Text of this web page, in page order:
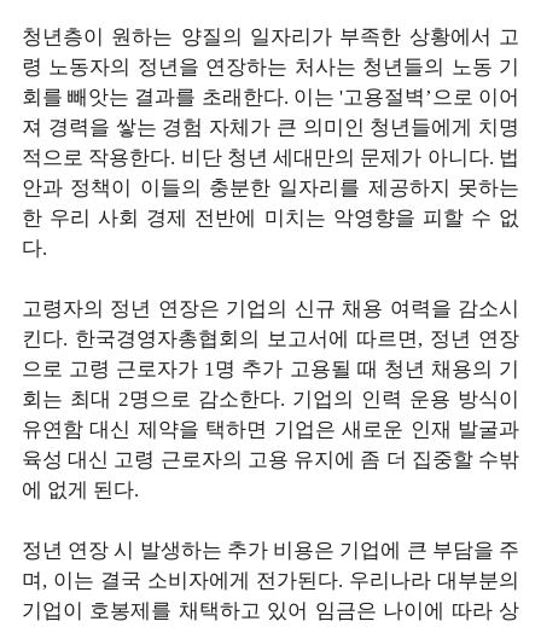
청년층이 원하는 양질의 일자리가 부족한 상황에서 고
령 노동자의 정년을 연장하는 처사는 청년들의 노동 기
회를 빼앗는 결과를 초래한다. 이는 '고용절벽’으로 이어
져 경력을 쌓는 경험 자체가 큰 의미인 청년들에게 치명
적으로 작용한다. 비단 청년 세대만의 문제가 아니다. 법
안과 정책이 이들의 충분한 일자리를 제공하지 못하는
한 우리 사회 경제 전반에 미치는 악영향을 피할 수 없
다.
고령자의 정년 연장은 기업의 신규 채용 여력을 감소시
킨다. 한국경영자총협회의 보고서에 따르면, 정년 연장
으로 고령 근로자가 1명 추가 고용될 때 청년 채용의 기
회는 최대 2명으로 감소한다. 기업의 인력 운용 방식이
유연함 대신 제약을 택하면 기업은 새로운 인재 발굴과
육성 대신 고령 근로자의 고용 유지에 좀 더 집중할 수밖
에 없게 된다.
정년 연장 시 발생하는 추가 비용은 기업에 큰 부담을 주
며, 이는 결국 소비자에게 전가된다. 우리나라 대부분의
기업이 호봉제를 채택하고 있어 임금은 나이에 따라 상